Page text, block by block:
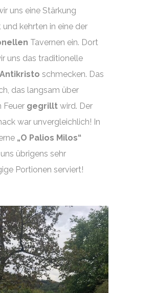
uns eine Stärkung
und kehrten in eine der
Tavernen ein. Dort
uns das traditionelle
Antikristo schmecken. Das
das langsam über
Feuer gegrillt wird. Der
war unvergleichlich! In
„O Palios Milos“
übrigens sehr
Portionen serviert!